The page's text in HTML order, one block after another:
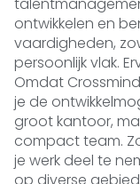
ontwikkelen en
vaardigheden,
persoonlijk vlak.
Omdat
je de
groot kantoor,
compact team.
je werk deel te
op diverse